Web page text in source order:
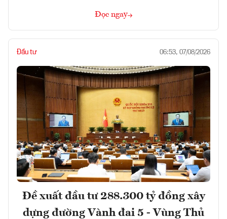
Đọc ngay
Đầu tư 06:53, 07/08/2026
Đề xuất đầu tư 288.300 tỷ đồng xây
dựng đường Vành đai 5 - Vùng Thủ